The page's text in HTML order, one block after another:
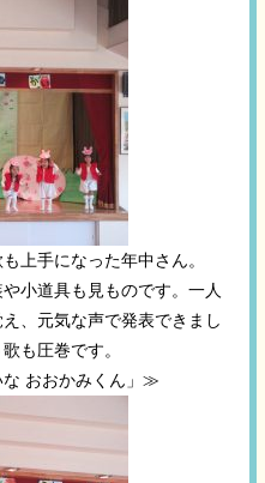
上手になった年中さん。
小道具も見ものです。一人
、元気な声で発表できまし
も圧巻です。
おおかみくん」≫